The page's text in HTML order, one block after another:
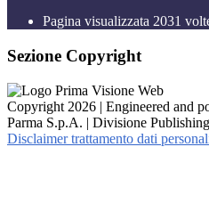
Pagina visualizzata 2031
Sezione Copyright
Copyright 2026 | Engineered and
Parma S.p.A. | Divisione
Disclaimer trattamento dati